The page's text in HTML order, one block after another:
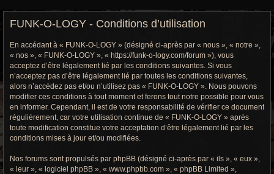
e
h
c
FUNK-O-LOGY - Conditions d’utilisation
En accédant à « FUNK-O-LOGY » (désigné ci-après par « nous », « notre »,
« nos », « FUNK-O-LOGY », « https://funk-o-logy.com/forum »), vous
acceptez d’être légalement lié par les conditions suivantes. Si vous
n’acceptez pas d’être légalement lié par toutes les conditions suivantes,
alors n’accédez pas et/ou n’utilisez pas « FUNK-O-LOGY ». Nous pouvons
modifier ces conditions à tout moment et ferons tout notre possible pour vous
en informer. Cependant, il est de votre responsabilité de vérifier ce document
régulièrement, car votre utilisation continue de « FUNK-O-LOGY » après
toute modification constitue votre acceptation d’être légalement lié par les
conditions mises à jour et/ou modifiées.
Nos forums sont propulsés par phpBB (désigné ci-après par « ils », « eux »,
« leur », « logiciel phpBB », « www.phpbb.com », « phpBB Limited »,